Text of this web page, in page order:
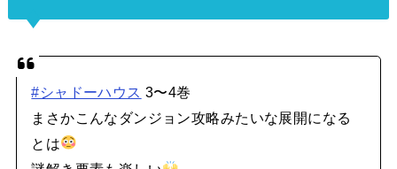
#シャドーハウス 3〜4巻
まさかこんなダンジョン攻略みたいな展開になる
とは